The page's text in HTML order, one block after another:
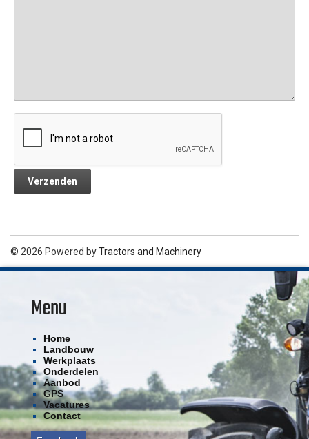
© 2026 Powered byTractors and Machinery
Menu
Home
Landbouw
Werkplaats
Onderdelen
Aanbod
GPS
Vacatures
Contact